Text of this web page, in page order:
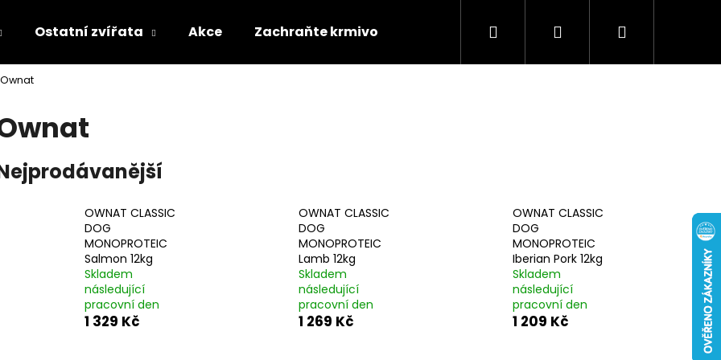
Ostatní zvířata Akce Zachraňte krmivo Chovatelské potřeby Novinky
Hledat PřihlášeníNákupní
Ownat
OWNAT CLASSIC
DOG
MONOPROTEIC
Salmon 12kg
Skladem
následující
pracovní den
1 329 Kč
OWNAT CLASSIC
DOG
MONOPROTEIC
Lamb 12kg
Skladem
následující
pracovní den
1 269 Kč
OWNAT CLASSIC
DOG
MONOPROTEIC
Iberian Pork 12kg
Skladem
následující
pracovní den
1 209 Kč
Co potřebujete najít?
Doporučujeme